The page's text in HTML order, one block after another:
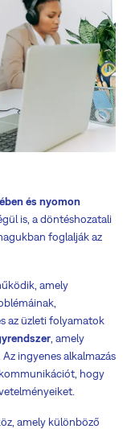
és nyomon
is, a döntéshozatali
foglalják az
amely
az üzleti folyamatok
, amely
ingyenes alkalmazás
hogy
amely különböző